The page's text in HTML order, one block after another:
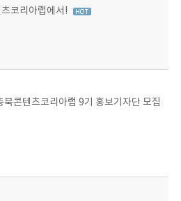
코리아랩에서!
콘텐츠코리아랩 9기 홍보기자단 모집